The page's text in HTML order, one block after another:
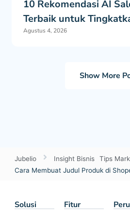
10 Rekomendasi AI
Terbaik untuk
Agustus 4, 2026
Show More
Jubelio Insight Bisnis
Tips
Cara Membuat Judul Produk di
Solusi Fitur